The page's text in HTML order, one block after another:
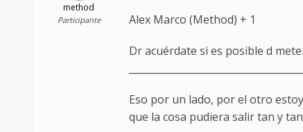
method
Participante Alex Marco (Method) + 1
Dr acuérdate si es posible d
Eso por un lado, por el otro
que la cosa pudiera salir tan y